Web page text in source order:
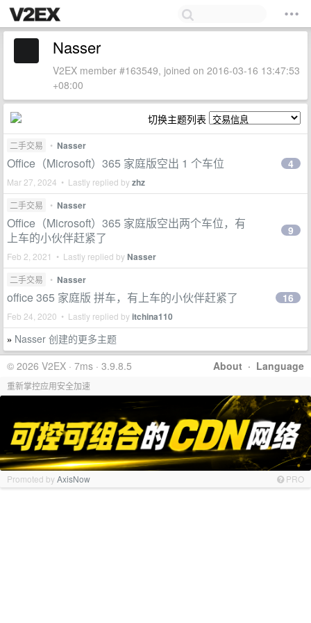
Nasser
V2EX member #163549, joined on 2016-03-16 13:47:53
+08:00
切换主题列表
二手交易 • Nasser
Office（Microsoft）365 家庭版空出 1 个车位
Mar 27, 2024 • Lastly replied byzhz
4
二手交易 • Nasser
Office（Microsoft）365 家庭版空出两个车位，有
上车的小伙伴赶紧了
Feb 2, 2021 • Lastly replied byNasser
9
二手交易 • Nasser
office 365 家庭版 拼车，有上车的小伙伴赶紧了
Feb 24, 2020 • Lastly replied byitchina110
16
» Nasser 创建的更多主题
About · Language
© 2026 V2EX · 7ms · 3.9.8.5
重新掌控应用安全加速
Promoted byAxisNow PRO